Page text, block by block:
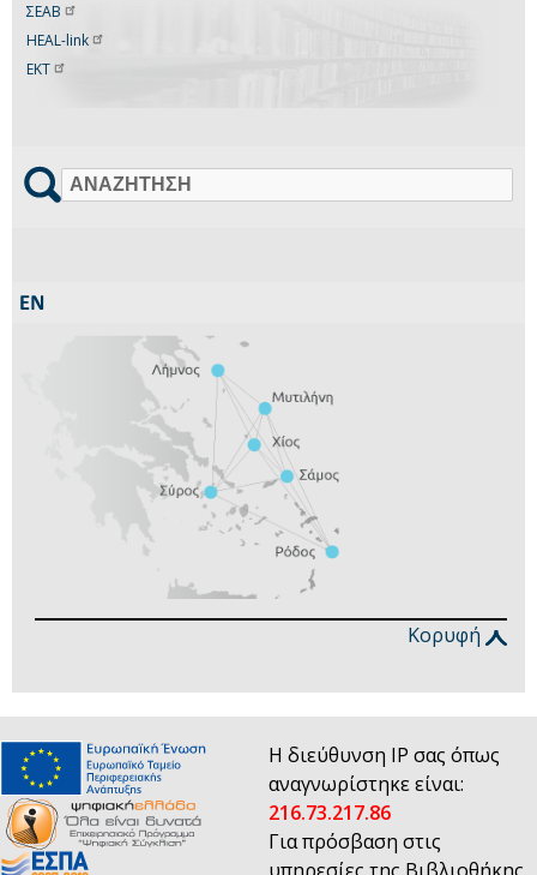
ΣΕΑΒ
HEAL-link
ΕΚΤ
Αναζήτηση
Κορυφή
Η διεύθυνση IP σας όπως
αναγνωρίστηκε είναι:
216.73.217.86
Για πρόσβαση στις